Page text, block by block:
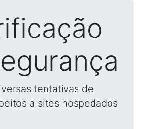
tentativas de
a sites hospedados